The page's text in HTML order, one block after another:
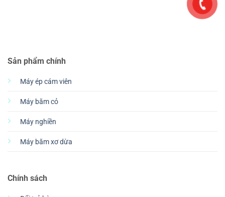
Sản phẩm chính
Máy ép cám viên
Máy băm cỏ
Máy nghiền
Máy băm xơ dừa
Chính sách